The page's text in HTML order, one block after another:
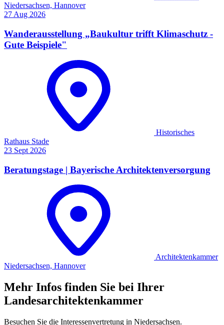
Niedersachsen, Hannover
27 Aug 2026
Wanderausstellung „Baukultur trifft Klimaschutz -
Gute Beispiele"
Historisches
Rathaus Stade
23 Sept 2026
Beratungstage | Bayerische Architektenversorgung
Architektenkammer
Niedersachsen, Hannover
Mehr Infos finden Sie bei Ihrer
Landesarchitektenkammer
Besuchen Sie die Interessenvertretung in Niedersachsen.